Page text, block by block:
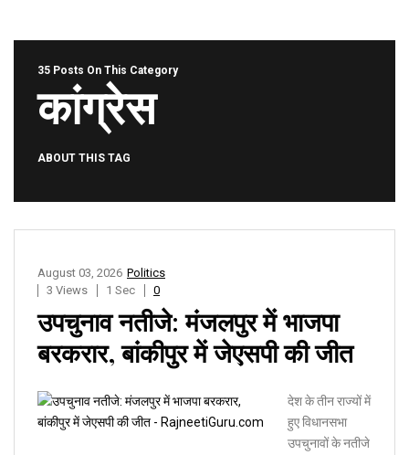
35 Posts On This Category
कांग्रेस
ABOUT THIS TAG
Politics
August 03, 2026
3 Views
1 Sec 0
उपचुनाव नतीजे: मंजलपुर में भाजपा
बरकरार, बांकीपुर में जेएसपी की जीत
देश के तीन राज्यों में
हुए विधानसभा
उपचुनावों के नतीजे